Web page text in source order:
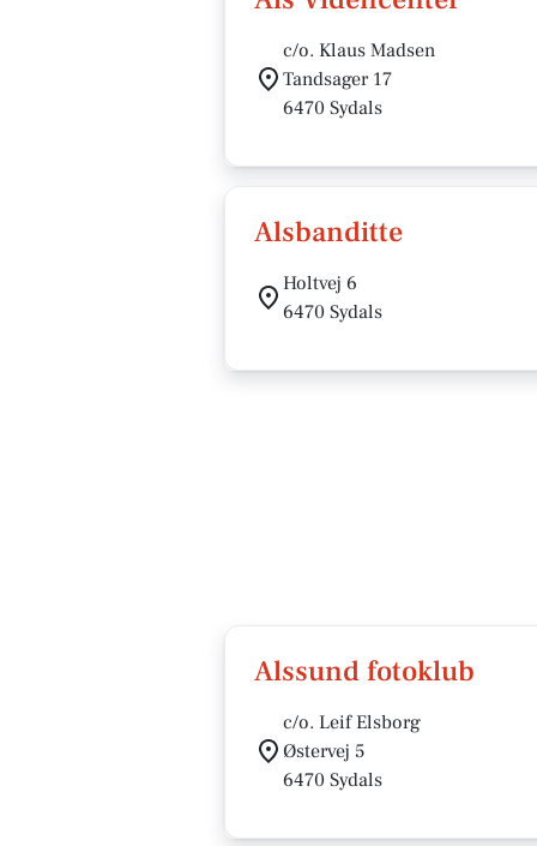
c/o. Klaus Madsen
Tandsager 17
6470 Sydals
Alsbanditte
Holtvej 6
6470 Sydals
Alssund fotoklub
c/o. Leif Elsborg
Østervej 5
6470 Sydals